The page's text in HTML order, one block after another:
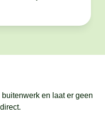
en laat er geen